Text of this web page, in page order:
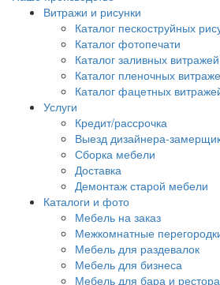
Витражи и рисунки
Каталог пескоструйных
Каталог фотопечати
Каталог заливных витражей
Каталог пленочных
Каталог фацетных
Услуги
Кредит/рассрочка
Выезд дизайнера-
Сборка мебели
Доставка
Демонтаж старой мебели
Каталоги и фото
Мебель на заказ
Межкомнатные
Мебель для раздевалок
Мебель для бизнеса
Мебель для бара и